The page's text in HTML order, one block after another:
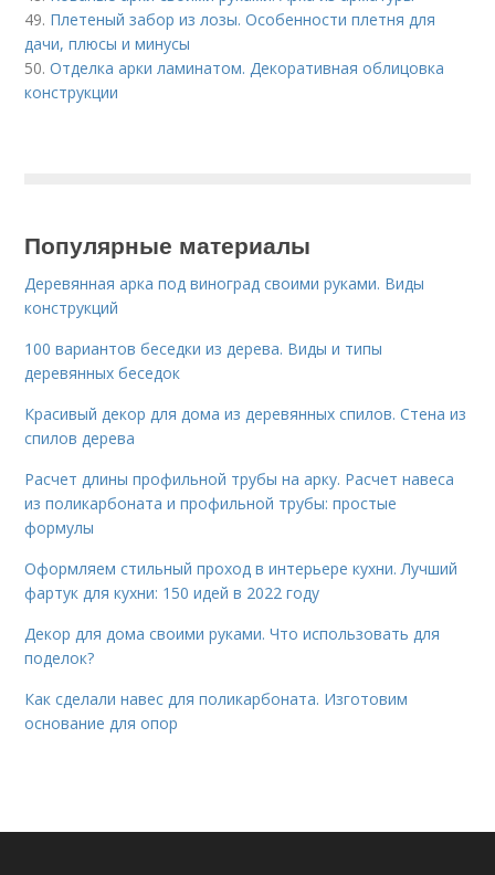
49. Плетеный забор из лозы. Особенности плетня для
дачи, плюсы и минусы
50.Отделка арки ламинатом. Декоративная облицовка
конструкции
Популярные материалы
Деревянная арка под виноград своими руками. Виды
конструкций
100 вариантов беседки из дерева. Виды и типы
деревянных беседок
Красивый декор для дома из деревянных спилов. Стена из
спилов дерева
Расчет длины профильной трубы на арку. Расчет навеса
из поликарбоната и профильной трубы: простые
формулы
Оформляем стильный проход в интерьере кухни. Лучший
фартук для кухни: 150 идей в 2022 году
Декор для дома своими руками. Что использовать для
поделок?
Как сделали навес для поликарбоната. Изготовим
основание для опор